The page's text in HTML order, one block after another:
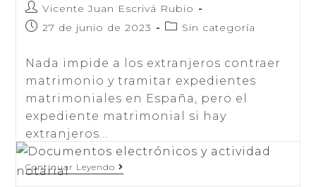
Autor
de
Vicente Juan Escrivá Rubio
Publicación
la
entrada:
27 de junio de 2023
Categoría
entrada:
Sin categoría
Nada impide a los extranjeros contraer
matrimonio y tramitar expedientes
matrimoniales en España, pero el
expediente matrimonial si hay
extranjeros…
Continuar LeyendoExpediente
Matrimonial